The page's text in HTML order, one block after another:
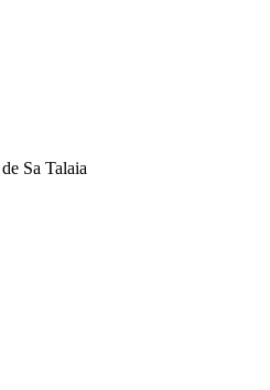
Sa Talaia